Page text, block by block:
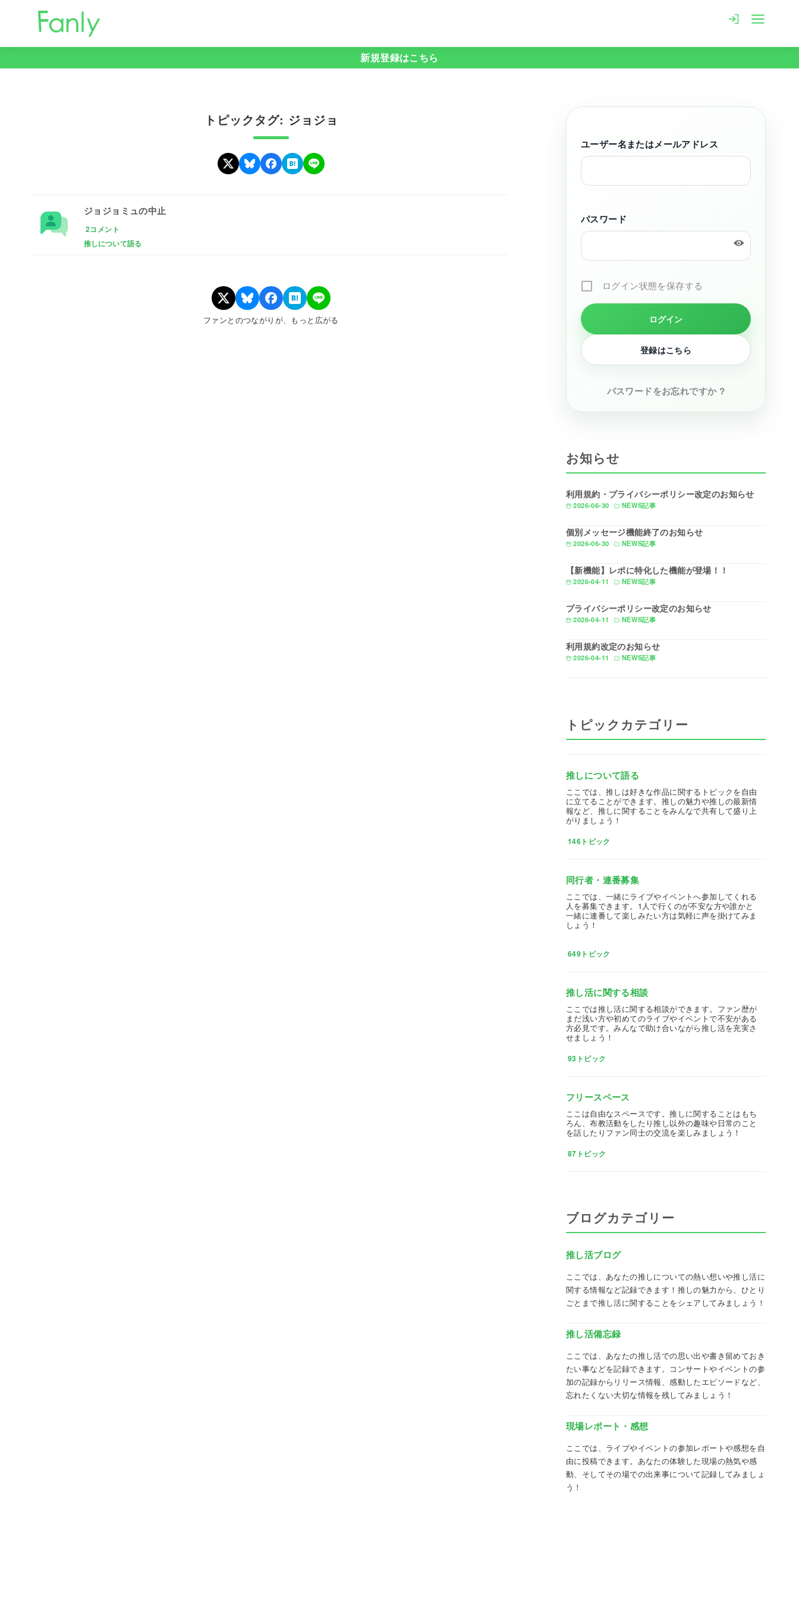
ツ
新規登録はこちら
トピックタグ: ジョジョ
ジョジョミュの中止
2コメント
推しについて語る
ファンとのつながりが、もっと広がる
ユーザー名またはメールアドレス
パスワード
ログイン状態を保存する
登録はこちら
パスワードをお忘れですか ?
お知らせ
2026-06-30 NEWS記事
利用規約・プライバシーポリシー改定のお知らせ
2026-06-30 NEWS記事
個別メッセージ機能終了のお知らせ
2026-04-11 NEWS記事
【新機能】レポに特化した機能が登場！！
2026-04-11 NEWS記事
プライバシーポリシー改定のお知らせ
2026-04-11 NEWS記事
利用規約改定のお知らせ
トピックカテゴリー
推しについて語る
ここでは、推しは好きな作品に関するトピックを自由
に立てることができます。推しの魅力や推しの最新情
報など、推しに関することをみんなで共有して盛り上
がりましょう！
146トピック
同行者・連番募集
ここでは、一緒にライブやイベントへ参加してくれる
人を募集できます。1人で行くのが不安な方や誰かと
一緒に連番して楽しみたい方は気軽に声を掛けてみま
しょう！
649トピック
推し活に関する相談
ここでは推し活に関する相談ができます。ファン歴が
まだ浅い方や初めてのライブやイベントで不安がある
方必見です。みんなで助け合いながら推し活を充実さ
せましょう！
93トピック
フリースペース
ここは自由なスペースです。推しに関することはもち
ろん、布教活動をしたり推し以外の趣味や日常のこと
を話したりファン同士の交流を楽しみましょう！
87トピック
ブログカテゴリー
推し活ブログ
ここでは、あなたの推しについての熱い想いや推し活に
関する情報など記録できます！推しの魅力から、ひとり
ごとまで推し活に関することをシェアしてみましょう！
推し活備忘録
ここでは、あなたの推し活での思い出や書き留めておき
たい事などを記録できます。コンサートやイベントの参
加の記録からリリース情報、感動したエピソードなど、
忘れたくない大切な情報を残してみましょう！
現場レポート・感想
ここでは、ライブやイベントの参加レポートや感想を自
由に投稿できます。あなたの体験した現場の熱気や感
動、そしてその場での出来事について記録してみましょ
う！